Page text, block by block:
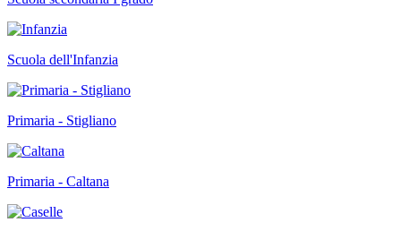
Scuola dell'Infanzia
Primaria - Stigliano
Primaria - Caltana